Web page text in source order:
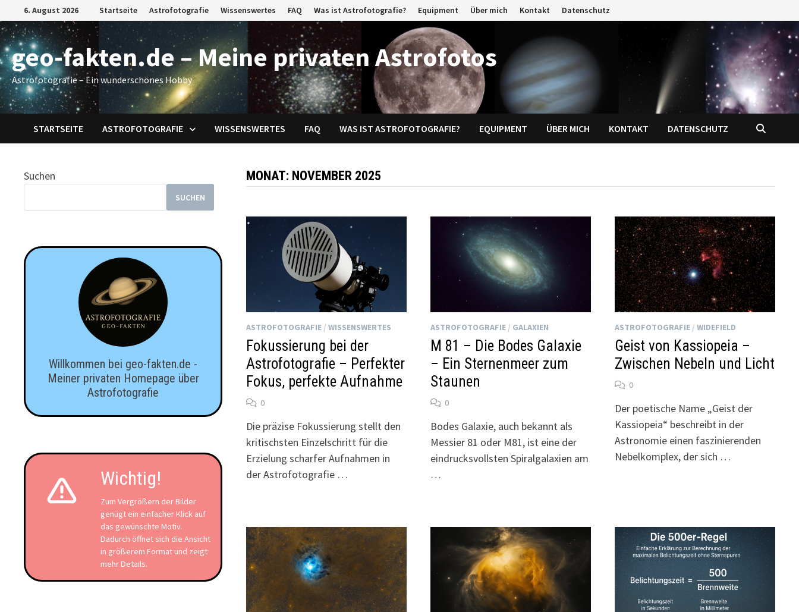
Inhalt
springen
6. August 2026 Startseite Astrofotografie Wissenswertes FAQ Was ist Astrofotografie? Equipment Über mich Kontakt Datenschutz
geo-fakten.de – Meine privaten Astrofotos
Astrofotografie – Ein wunderschönes Hobby
STARTSEITE ASTROFOTOGRAFIE WISSENSWERTES FAQ WAS IST ASTROFOTOGRAFIE? EQUIPMENT ÜBER MICH KONTAKT DATENSCHUTZ
MONAT: NOVEMBER 2025
ASTROFOTOGRAFIE /WISSENSWERTES
Fokussierung bei der
Astrofotografie – Perfekter
Fokus, perfekte Aufnahme
0
Die präzise Fokussierung stellt den
kritischsten Einzelschritt für die
Erzielung scharfer Aufnahmen in
der Astrofotografie …
ASTROFOTOGRAFIE/ GALAXIEN
M 81 – Die Bodes Galaxie
– Ein Sternenmeer zum
Staunen
0
Bodes Galaxie, auch bekannt als
Messier 81 oder M81, ist eine der
eindrucksvollsten Spiralgalaxien am
…
ASTROFOTOGRAFIE/ WIDEFIELD
Geist von Kassiopeia –
Zwischen Nebeln und Licht
0
Der poetische Name „Geist der
Kassiopeia“ beschreibt in der
Astronomie einen faszinierenden
Nebelkomplex, der sich …
Suchen
SUCHEN
Willkommen bei geo-fakten.de -
Meiner privaten Homepage über
Astrofotografie
Wichtig!
Zum Vergrößern der Bilder
genügt ein einfacher Klick auf
das gewünschte Motiv.
Dadurch öffnet sich die Ansicht
in größerem Format und zeigt
mehr Details.